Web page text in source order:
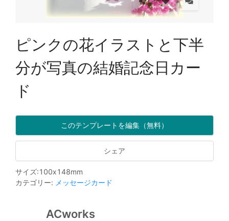
ピンクの花イラストと下半
分が写真の結婚記念日カー
ド
このテンプレートを編集（無料）
シェア
サイズ:100x148mm
カテゴリー: メッセージカード
ACworks